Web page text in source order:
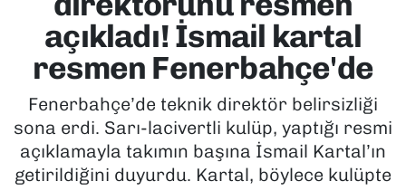
açıkladı! İsmail kartal
resmen Fenerbahçe'de
Fenerbahçe’de teknik direktör belirsizliği
sona erdi. Sarı-lacivertli kulüp, yaptığı resmi
açıklamayla takımın başına İsmail Kartal’ın
getirildiğini duyurdu. Kartal, böylece kulüpte
KÜLTÜR SANAT
MAGAZİN
POLİTİKA
SAĞLIK
Son Dakika Haberleri
Haber Arşivi